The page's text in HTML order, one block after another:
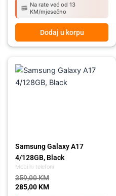
Na rate već od 13
KM/mjesečno
Dodaj u korpu
Mobilni telefoni
Samsung Galaxy A17
4/128GB, Black
359,00KM
price
was:
359,00 KM.
285,00KM
price
is:
285,00 KM.